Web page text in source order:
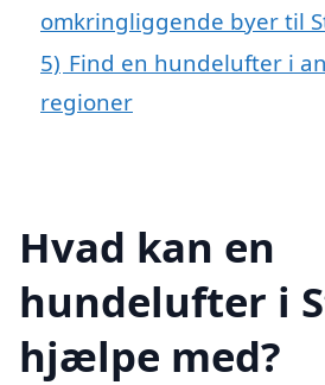
omkringliggende byer til
5) Find en hundelufter i
regioner
Hvad kan en
hundelufter i
hjælpe med?